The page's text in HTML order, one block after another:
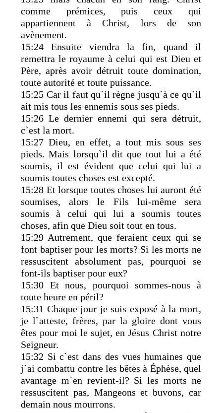
comme prémices, puis ceux qui
appartiennent à Christ, lors de son
avènement.
15:24 Ensuite viendra la fin, quand il
remettra le royaume à celui qui est Dieu et
Père, après avoir détruit toute domination,
toute autorité et toute puissance.
15:25 Car il faut qu`il règne jusqu`à ce qu`il
ait mis tous les ennemis sous ses pieds.
15:26 Le dernier ennemi qui sera détruit,
c`est la mort.
15:27 Dieu, en effet, a tout mis sous ses
pieds. Mais lorsqu`il dit que tout lui a été
soumis, il est évident que celui qui lui a
soumis toutes choses est excepté.
15:28 Et lorsque toutes choses lui auront été
soumises, alors le Fils lui-même sera
soumis à celui qui lui a soumis toutes
choses, afin que Dieu soit tout en tous.
15:29 Autrement, que feraient ceux qui se
font baptiser pour les morts? Si les morts ne
ressuscitent absolument pas, pourquoi se
font-ils baptiser pour eux?
15:30 Et nous, pourquoi sommes-nous à
toute heure en péril?
15:31 Chaque jour je suis exposé à la mort,
je l`atteste, frères, par la gloire dont vous
êtes pour moi le sujet, en Jésus Christ notre
Seigneur.
15:32 Si c`est dans des vues humaines que
j`ai combattu contre les bêtes à Éphèse, quel
avantage m`en revient-il? Si les morts ne
ressuscitent pas, Mangeons et buvons, car
demain nous mourrons.